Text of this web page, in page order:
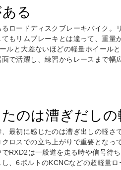
る
ロードディスクブレーキバイク
もリムブレーキとは違って、重
ルと大差ないほどの軽量ホイール
で活躍し、練習からレースまで幅
のは漕ぎだしの
最初に感じたのは漕ぎ出しの軽さ
ロスでの立ち上がりで重要となっ
RXD2は一般道を走る時や信号待
、6ボルトのKCNCなどの超軽量ロ